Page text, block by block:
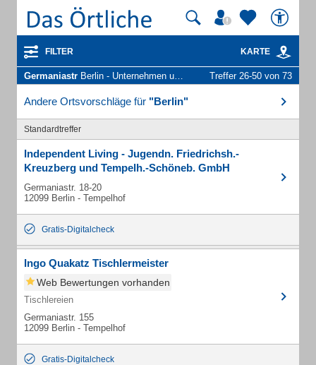
FILTER KARTE
Germaniastr Berlin - Unternehmen und Personen Treffer 26-50 von 73
Andere Ortsvorschläge für "Berlin"
Standardtreffer
Independent Living - Jugendn. Friedrichsh.-
Kreuzberg und Tempelh.-Schöneb. GmbH
Germaniastr. 18-20
12099 Berlin - Tempelhof
Gratis-Digitalcheck
Ingo Quakatz Tischlermeister
Web Bewertungen vorhanden
Tischlereien
Germaniastr. 155
12099 Berlin - Tempelhof
Gratis-Digitalcheck